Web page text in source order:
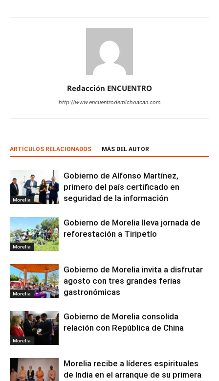
Redacción ENCUENTRO
http://www.encuentrodemichoacan.com
ARTÍCULOS RELACIONADOS MÁS DEL AUTOR
Morelia
Gobierno de Alfonso Martínez,
primero del país certificado en
seguridad de la información
Morelia
Gobierno de Morelia lleva jornada de
reforestación a Tiripetío
Morelia
Gobierno de Morelia invita a disfrutar
agosto con tres grandes ferias
gastronómicas
Morelia
Gobierno de Morelia consolida
relación con República de China
Morelia recibe a líderes espirituales
de India en el arranque de su primera